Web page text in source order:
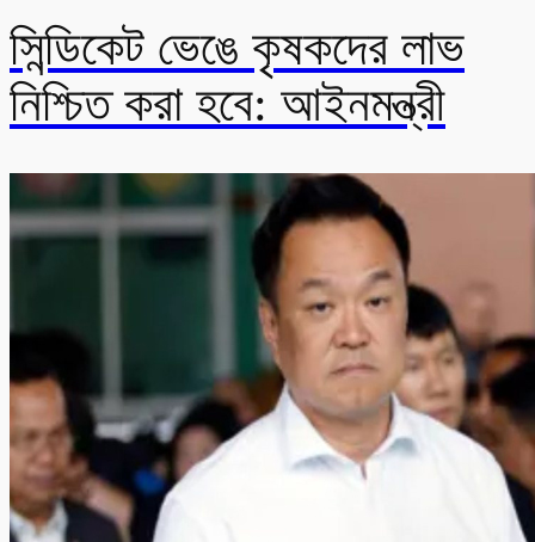
সিন্ডিকেট ভেঙে কৃষকদের লাভ
নিশ্চিত করা হবে: আইনমন্ত্রী